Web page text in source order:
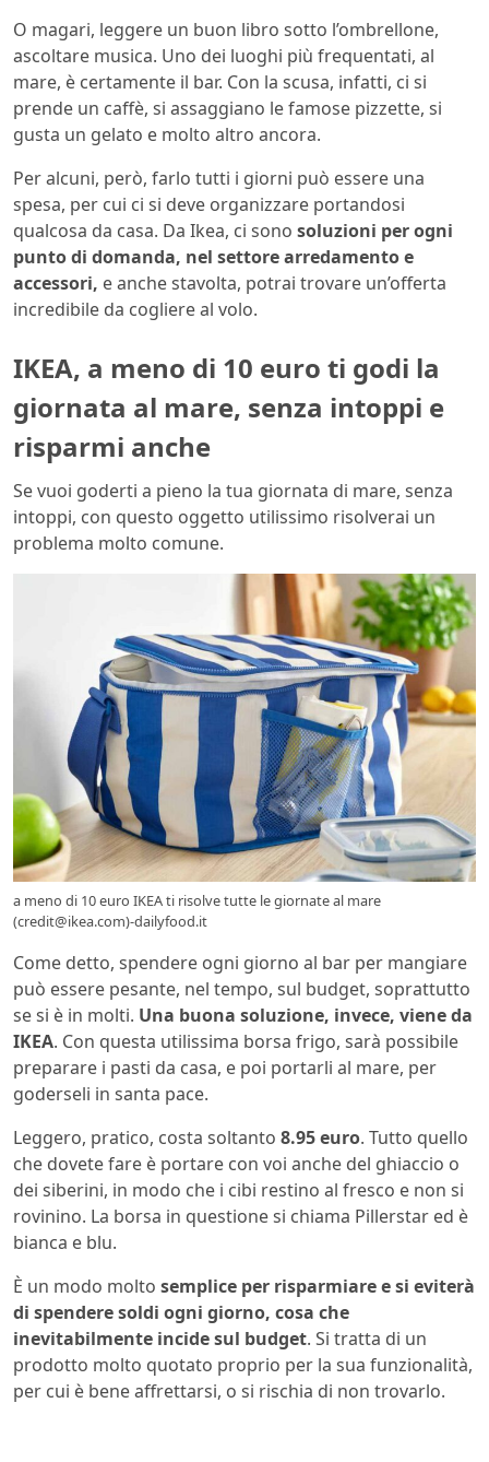
O magari, leggere un buon libro sotto l’ombrellone,
ascoltare musica. Uno dei luoghi più frequentati, al
mare, è certamente il bar. Con la scusa, infatti, ci si
prende un caffè, si assaggiano le famose pizzette, si
gusta un gelato e molto altro ancora.
Per alcuni, però, farlo tutti i giorni può essere una
spesa, per cui ci si deve organizzare portandosi
qualcosa da casa. Da Ikea, ci sono soluzioni per ogni
punto di domanda, nel settore arredamento e
accessori, e anche stavolta, potrai trovare un’offerta
incredibile da cogliere al volo.
IKEA, a meno di 10 euro ti godi la
giornata al mare, senza intoppi e
risparmi anche
Se vuoi goderti a pieno la tua giornata di mare, senza
intoppi, con questo oggetto utilissimo risolverai un
problema molto comune.
a meno di 10 euro IKEA ti risolve tutte le giornate al mare
(credit@ikea.com)-dailyfood.it
Come detto, spendere ogni giorno al bar per mangiare
può essere pesante, nel tempo, sul budget, soprattutto
se si è in molti. Una buona soluzione, invece, viene da
IKEA. Con questa utilissima borsa frigo, sarà possibile
preparare i pasti da casa, e poi portarli al mare, per
goderseli in santa pace.
Leggero, pratico, costa soltanto 8.95 euro. Tutto quello
che dovete fare è portare con voi anche del ghiaccio o
dei siberini, in modo che i cibi restino al fresco e non si
rovinino. La borsa in questione si chiama Pillerstar ed è
bianca e blu.
È un modo molto semplice per risparmiare e si eviterà
di spendere soldi ogni giorno, cosa che
inevitabilmente incide sul budget. Si tratta di un
prodotto molto quotato proprio per la sua funzionalità,
per cui è bene affrettarsi, o si rischia di non trovarlo.